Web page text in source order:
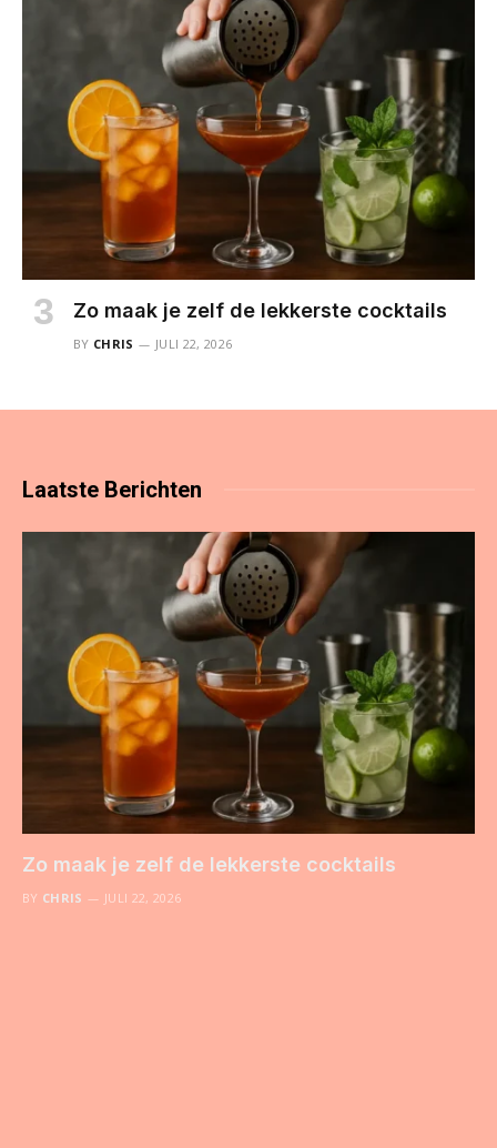
Zo maak je zelf de lekkerste cocktails
BY CHRIS JULI 22, 2026
Laatste Berichten
Zo maak je zelf de lekkerste cocktails
BY CHRIS JULI 22, 2026